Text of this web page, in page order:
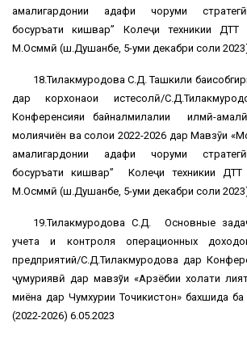
амалигардонии ҳадафи чоруми
босуръати кишвар” Колеҷи техникии
М.Осммӣ (ш.Душанбе, 5-уми декабри соли
18.Тилакмуродова С.Д. Ташкили
дар корхонаҳои истеҳсолӣ/
Конференсияи байналмилалии илмӣ-
молиячиён ва солҳои 2022-2026 дар Мавзӯи
амалигардонии ҳадафи чоруми
босуръати кишвар” Колеҷи техникии
М.Осммӣ (ш.Душанбе, 5-уми декабри соли
19.Тилакмуродова С.Д. Основные
учета и контроля операционных
предприятий/С.Д.Тилакмуродова дар
ҷумҳуриявӣ дар мавзўи «Арзёбии холати
миёна дар Чумхурии Точикистон» бахшида
(2022-2026) 6.05.2023